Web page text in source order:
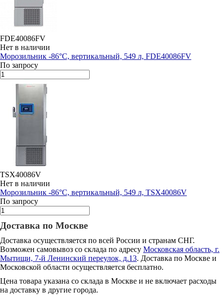
FDE40086FV
Нет в наличии
Морозильник -86°С, вертикальный, 549 л, FDE40086FV
По запросу
TSX40086V
Нет в наличии
Морозильник -86°С, вертикальный, 549 л, TSX40086V
По запросу
Доставка по Москве
Доставка осуществляется по всей России и странам СНГ.
Возможен самовывоз со склада по адресу Московская область, г.
Мытищи, 7-й Ленинский переулок, д.13. Доставка по Москве и
Московской области осуществляется бесплатно.
Цена товара указана со склада в Москве и не включает расходы
на доставку в другие города.